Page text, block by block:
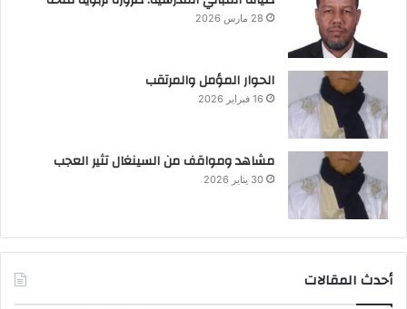
28 مارس 2026
الحوار المؤمل والمرتقب
16 فبراير 2026
مشاهد ومواقف من السينغال تثير العجب
30 يناير 2026
أحدث المقالات